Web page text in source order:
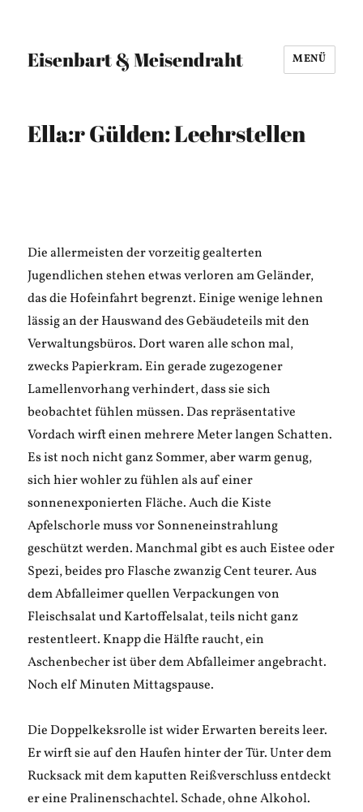
Eisenbart & Meisendraht MENÜ
Ella:r Gülden: Leehrstellen
Die allermeisten der vorzeitig gealterten
Jugendlichen stehen etwas verloren am Geländer,
das die Hofeinfahrt begrenzt. Einige wenige lehnen
lässig an der Hauswand des Gebäudeteils mit den
Verwaltungsbüros. Dort waren alle schon mal,
zwecks Papierkram. Ein gerade zugezogener
Lamellenvorhang verhindert, dass sie sich
beobachtet fühlen müssen. Das repräsentative
Vordach wirft einen mehrere Meter langen Schatten.
Es ist noch nicht ganz Sommer, aber warm genug,
sich hier wohler zu fühlen als auf einer
sonnenexponierten Fläche. Auch die Kiste
Apfelschorle muss vor Sonneneinstrahlung
geschützt werden. Manchmal gibt es auch Eistee oder
Spezi, beides pro Flasche zwanzig Cent teurer. Aus
dem Abfalleimer quellen Verpackungen von
Fleischsalat und Kartoffelsalat, teils nicht ganz
restentleert. Knapp die Hälfte raucht, ein
Aschenbecher ist über dem Abfalleimer angebracht.
Noch elf Minuten Mittagspause.
Die Doppelkeksrolle ist wider Erwarten bereits leer.
Er wirft sie auf den Haufen hinter der Tür. Unter dem
Rucksack mit dem kaputten Reißverschluss entdeckt
er eine Pralinenschachtel. Schade, ohne Alkohol.